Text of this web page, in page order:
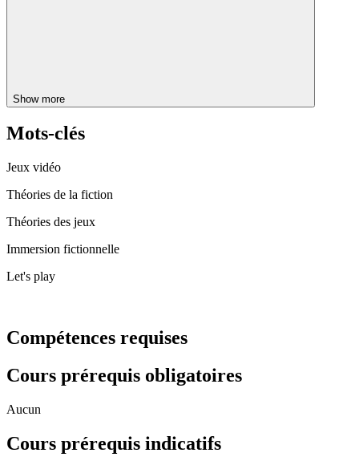
Show more
Mots-clés
Jeux vidéo
Théories de la fiction
Théories des jeux
Immersion fictionnelle
Let's play
Compétences requises
Cours prérequis obligatoires
Aucun
Cours prérequis indicatifs